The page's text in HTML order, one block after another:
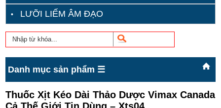
LƯỠI LIẾM ÂM ĐẠO
Danh mục sản phẩm ☰
Thuốc Xịt Kéo Dài Thảo Dược Vimax Canada